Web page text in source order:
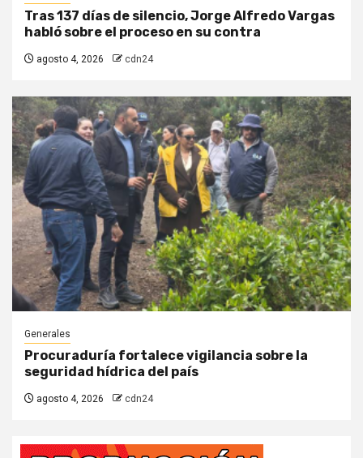
Tras 137 días de silencio, Jorge Alfredo Vargas
habló sobre el proceso en su contra
agosto 4, 2026 cdn24
Generales
Procuraduría fortalece vigilancia sobre la
seguridad hídrica del país
agosto 4, 2026 cdn24